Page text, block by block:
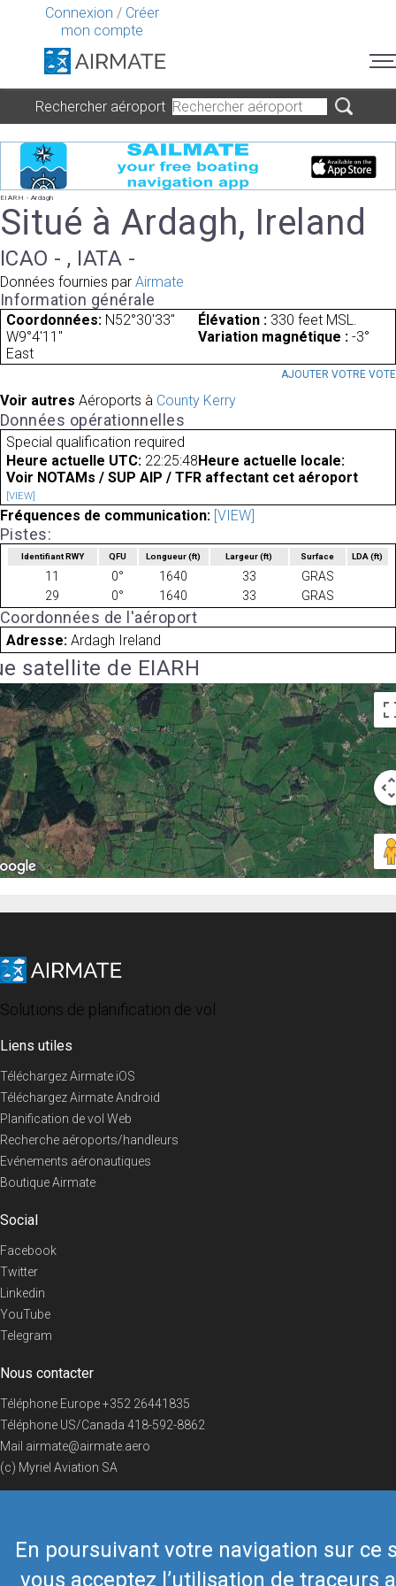
Connexion / Créer
mon compte
En poursuivant votre navigation sur ce
vous acceptez l’utilisation de traceurs
Rechercher aéroport
EIARH - Ardagh
Situé à Ardagh, Ireland
ICAO - , IATA -
Données fournies par Airmate
Information générale
Coordonnées: N52°30'33"
W9°4'11"
Élévation : 330 feet MSL.
Variation magnétique : -3°
East
AJOUTER VOTRE VOTE
Voir autres Aéroports à County Kerry
Données opérationnelles
Special qualification required
Heure actuelle UTC: 22:25:48 Heure actuelle locale:
Voir NOTAMs / SUP AIP / TFR affectant cet aéroport
[VIEW]
Fréquences de communication: [VIEW]
Pistes:
Identifiant RWY QFU Longueur(ft) Largeur(ft) Surface LDA(ft)
11 0° 1640 33
GRAS
29
0° 1640 33 GRAS
Coordonnées de l'aéroport
Adresse: Ardagh Ireland
satellite de EIARH
Solutions de planification de vol
Liens utiles
Téléchargez Airmate iOS
Téléchargez Airmate Android
Planification de vol Web
Recherche aéroports/handleurs
Evénements aéronautiques
Boutique Airmate
Social
Facebook
Twitter
Linkedin
YouTube
Telegram
Nous contacter
Téléphone Europe+352 26441835
Téléphone US/Canada 418-592-8862
Mail airmate@airmate.aero
(c) Myriel Aviation SA
© 2019 Airmate - Conditions d'utilisation -Vie privée Back to top